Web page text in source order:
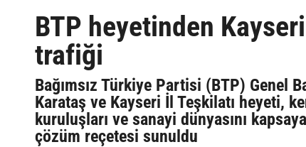
BTP heyetinden
trafiği
Bağımsız Türkiye Partisi (BTP) Genel
Karataş ve Kayseri İl Teşkilatı heyeti,
kuruluşları ve sanayi dünyasını
çözüm reçetesi sunuldu